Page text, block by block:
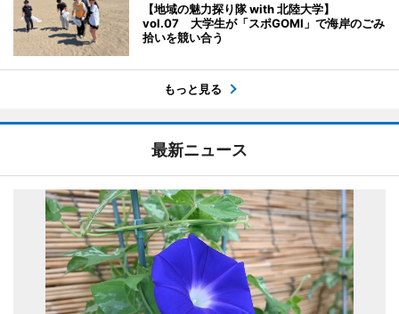
【地域の魅力探り隊 with 北陸大学】
vol.07 大学生が「スポGOMI」で海岸のごみ
拾いを競い合う
もっと見る
最新ニュース